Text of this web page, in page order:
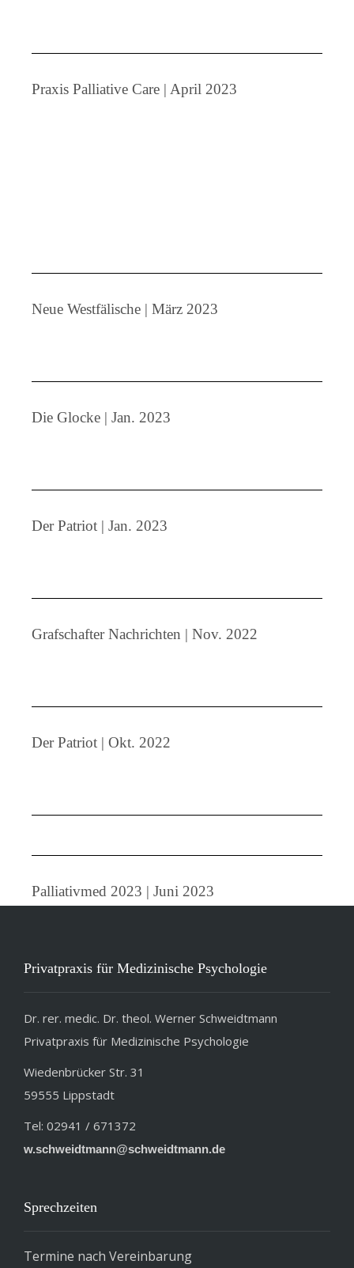
Praxis Palliative Care | April 2023
Neue Westfälische | März 2023
Die Glocke | Jan. 2023
Der Patriot | Jan. 2023
Grafschafter Nachrichten | Nov. 2022
Der Patriot | Okt. 2022
Palliativmed 2023 | Juni 2023
Privatpraxis für Medizinische Psychologie
Dr. rer. medic. Dr. theol. Werner Schweidtmann
Privatpraxis für Medizinische Psychologie
Wiedenbrücker Str. 31
59555 Lippstadt
Tel: 02941 / 671372
w.schweidtmann@schweidtmann.de
Sprechzeiten
Termine nach Vereinbarung